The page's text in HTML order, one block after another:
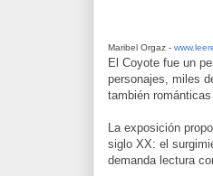
Maribel Orgaz -
El Coyote fue un
personajes, miles
también
La exposición
siglo XX: el
demanda lectura